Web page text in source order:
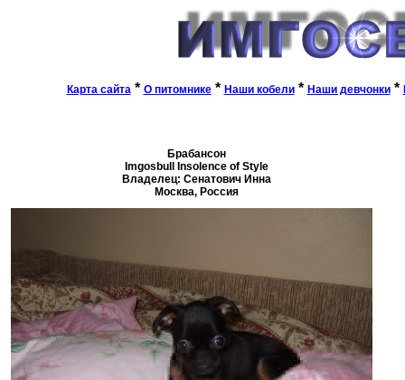
Брабансон
Imgosbull Insolence of Style
Владелец: Сенатович Инна
Москва, Россия
Карта сайта * О питомнике* Наши кобели* Наши девчонки*